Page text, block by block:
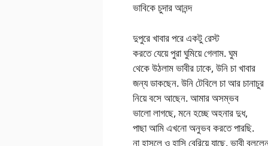
ভাবিকে চুদার আনন্দ
দুপুরে খাবার পরে একটু রেস্ট
করতে যেয়ে পুরা ঘুমিয়ে গেলাম. ঘুম
থেকে উঠলাম ভাবীর ঢাকে, উনি চা খাবার
জন্য ডাকছেন. উনি টেবিলে চা আর চানাচুর
নিয়ে বসে আছেন. আমার অসম্ভব
ভালো লাগছে, মনে হচ্ছে অহনার দুধ,
পাছা আমি এখনো অনুভব করতে পারছি.
না হাসলে ও হাসি বেরিয়ে যাছে. ভাবী